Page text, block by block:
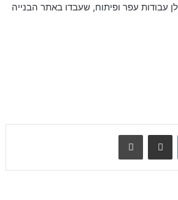
עבודות עפר ופיתוח, שעבדו באתר הבנייה